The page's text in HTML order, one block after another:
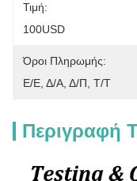
Τιμή:
100USD
Όροι Πληρωμής:
Ε/Ε, Δ/Α, Δ/Π, Τ/Τ
Περιγραφή